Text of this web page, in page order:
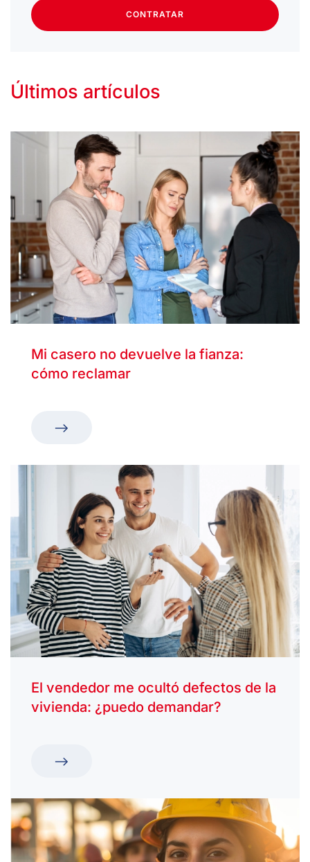
CONTRATAR
Últimos artículos
Mi casero no devuelve la fianza:
cómo reclamar
El vendedor me ocultó defectos de la
vivienda: ¿puedo demandar?